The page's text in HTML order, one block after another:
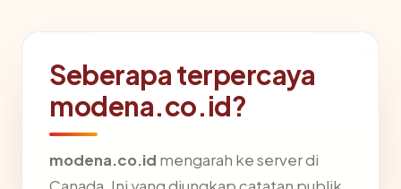
Seberapa terpercaya
modena.co.id?
modena.co.id mengarah ke server di